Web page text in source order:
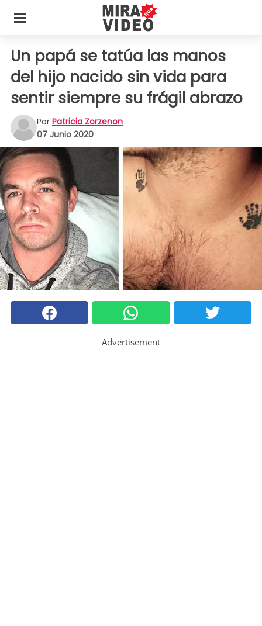
Un papá se tatúa las manos
del hijo nacido sin vida para
sentir siempre su frágil abrazo
Por Patricia Zorzenon
07 Junio 2020
Advertisement